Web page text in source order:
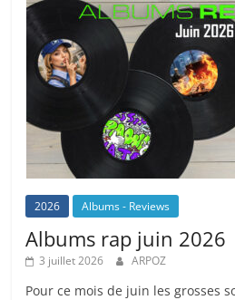
2026 Albums - Reviews
Albums rap juin 2026
3 juillet 2026 ARPOZ
Pour ce mois de juin les grosses